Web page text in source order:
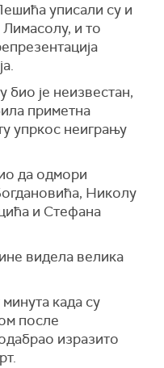
уписали су и
и то
био је неизвестан,
приметна
упркос неигрању
да одмори
Николу
и Стефана
видела велика
када су
после
изразито